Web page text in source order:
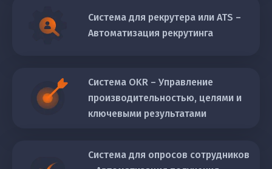
Cистема для рекрутера или ATS –
Автоматизация рекрутинга
Система OKR – Управление
производительностью, целями и
ключевыми результатами
Система для опросов сотрудников